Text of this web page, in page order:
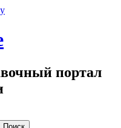
портал